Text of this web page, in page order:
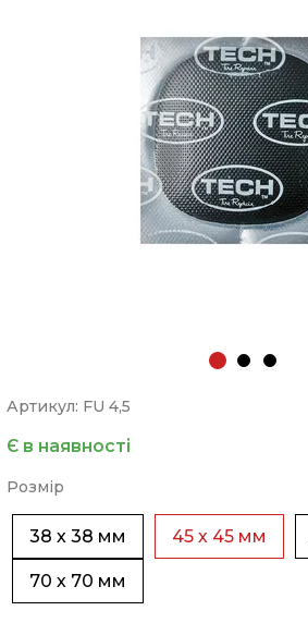
Артикул: FU 4,5
Є в наявності
Розмір
38 х 38 мм 45 х 45 мм
70 х 70 мм